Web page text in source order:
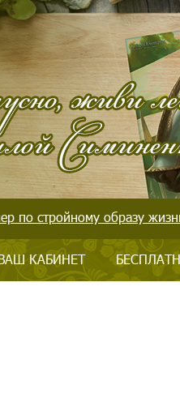
по стройному образу
КАБИНЕТ